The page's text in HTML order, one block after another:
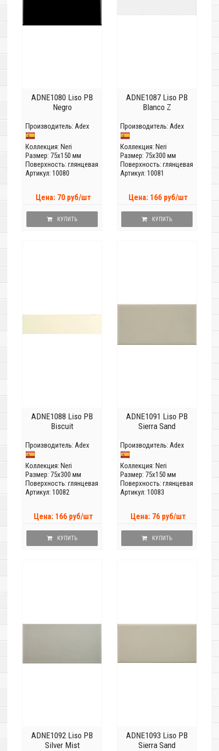
ADNE1080 Liso PB
Negro
Производитель: Adex
Коллекция: Neri
Размер: 75x150 мм
Поверхность: глянцевая
Артикул: 10080
Цена: 70 руб/шт
КУПИТЬ
ADNE1087 Liso PB
Blanco Z
Производитель: Adex
Коллекция: Neri
Размер: 75x300 мм
Поверхность: глянцевая
Артикул: 10081
Цена: 166 руб/шт
КУПИТЬ
ADNE1088 Liso PB
Biscuit
Производитель: Adex
Коллекция: Neri
Размер: 75x300 мм
Поверхность: глянцевая
Артикул: 10082
Цена: 166 руб/шт
КУПИТЬ
ADNE1091 Liso PB
Sierra Sand
Производитель: Adex
Коллекция: Neri
Размер: 75x150 мм
Поверхность: глянцевая
Артикул: 10083
Цена: 76 руб/шт
КУПИТЬ
ADNE1092 Liso PB
Silver Mist
ADNE1093 Liso PB
Sierra Sand